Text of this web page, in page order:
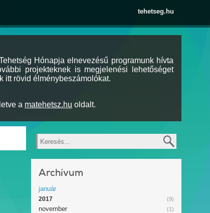
tehetseg.hu
Hónapja elnevezésű programunk hívta
projekteknek is megjelenési lehetőséget
itt rövid élménybeszámolókat.
a matehetsz.hu oldalt.
Keresés
Archívum
január
(9)
2017
(1)
november